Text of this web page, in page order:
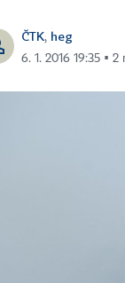
ČTK, heg
6. 1. 2016 19:35 ▪